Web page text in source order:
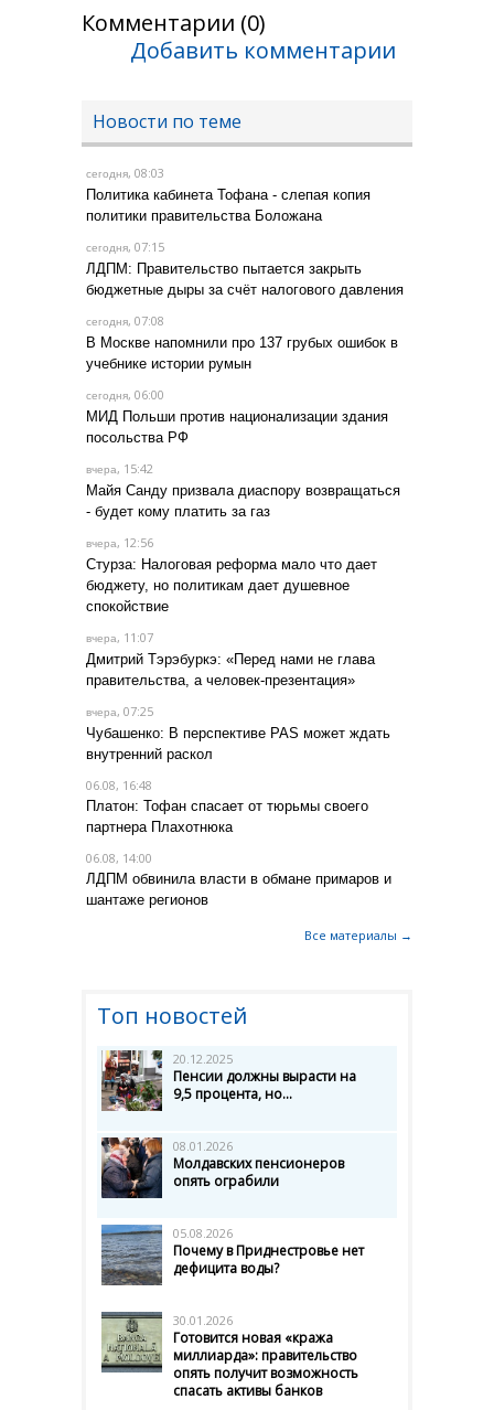
Комментарии (0)
Добавить комментарии
Новости по теме
сегодня, 08:03
Политика кабинета Тофана - слепая копия
политики правительства Боложана
сегодня, 07:15
ЛДПМ: Правительство пытается закрыть
бюджетные дыры за счёт налогового давления
сегодня, 07:08
В Москве напомнили про 137 грубых ошибок в
учебнике истории румын
сегодня, 06:00
МИД Польши против национализации здания
посольства РФ
вчера, 15:42
Майя Санду призвала диаспору возвращаться
- будет кому платить за газ
вчера, 12:56
Стурза: Налоговая реформа мало что дает
бюджету, но политикам дает душевное
спокойствие
вчера, 11:07
Дмитрий Тэрэбуркэ: «Перед нами не глава
правительства, а человек-презентация»
вчера, 07:25
Чубашенко: В перспективе PAS может ждать
внутренний раскол
06.08, 16:48
Платон: Тофан спасает от тюрьмы своего
партнера Плахотнюка
06.08, 14:00
ЛДПМ обвинила власти в обмане примаров и
шантаже регионов
Все материалы →
Топ новостей
20.12.2025
Пенсии должны вырасти на
9,5 процента, но...
08.01.2026
Молдавских пенсионеров
опять ограбили
05.08.2026
Почему в Приднестровье нет
дефицита воды?
30.01.2026
Готовится новая «кража
миллиарда»: правительство
опять получит возможность
спасать активы банков